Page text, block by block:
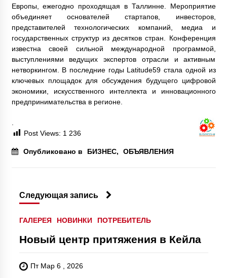
Европы, ежегодно проходящая в Таллинне. Мероприятие
объединяет основателей стартапов, инвесторов,
представителей технологических компаний, медиа и
государственных структур из десятков стран. Конференция
известна своей сильной международной программой,
выступлениями ведущих экспертов отрасли и активным
нетворкингом. В последние годы Latitude59 стала одной из
ключевых площадок для обсуждения будущего цифровой
экономики, искусственного интеллекта и инновационного
предпринимательства в регионе.
Post Views: 1 236
Опубликовано в БИЗНЕС, ОБЪЯВЛЕНИЯ
Следующая запись
ГАЛЕРЕЯ НОВИНКИ ПОТРЕБИТЕЛЬ
Новый центр притяжения в Кейла
Пт Мар 6 , 2026